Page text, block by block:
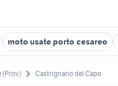
moto usate porto cesareo
(Prov) Castrignano del Capo